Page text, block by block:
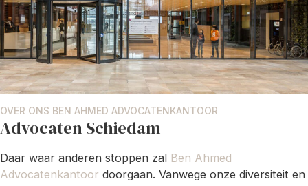
OVER ONS BEN AHMED ADVOCATENKANTOOR
Advocaten Schiedam
Daar waar anderen stoppen zal Ben Ahmed
Advocatenkantoor doorgaan. Vanwege onze diversiteit en